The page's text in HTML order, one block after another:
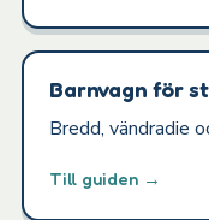
Barnvagn för
Bredd, vändradie
Till guiden →